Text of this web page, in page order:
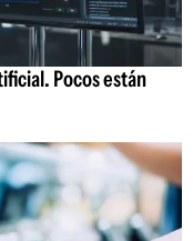
Pocos están